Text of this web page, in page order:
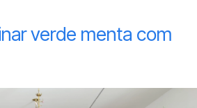
verde menta com